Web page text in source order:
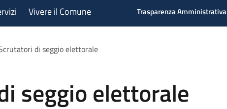
Vivere il Comune Trasparenza Amministrativa
di seggio elettorale
seggio elettorale